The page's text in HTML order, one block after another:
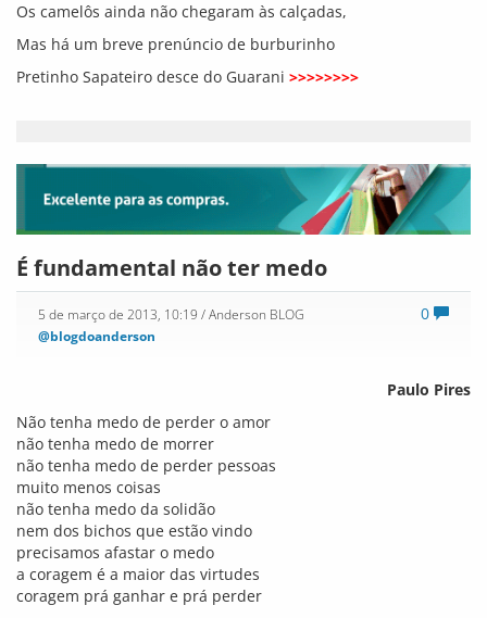
Os camelôs ainda não chegaram às calçadas,
Mas há um breve prenúncio de burburinho
Pretinho Sapateiro desce do Guarani >>>>>>>>
É fundamental não ter medo
0
5 de março de 2013, 10:19 / Anderson BLOG
@blogdoanderson
Paulo Pires
Não tenha medo de perder o amor
não tenha medo de morrer
não tenha medo de perder pessoas
muito menos coisas
não tenha medo da solidão
nem dos bichos que estão vindo
precisamos afastar o medo
a coragem é a maior das virtudes
coragem prá ganhar e prá perder